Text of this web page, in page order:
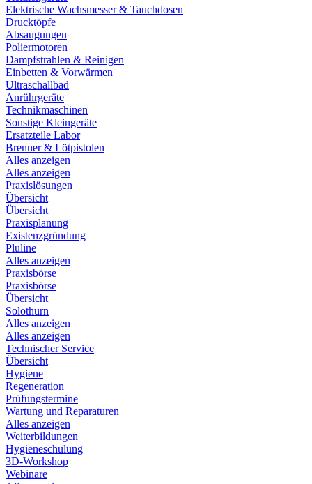
Elektrische Wachsmesser & Tauchdosen
Drucktöpfe
Absaugungen
Poliermotoren
Dampfstrahlen & Reinigen
Einbetten & Vorwärmen
Ultraschallbad
Anrührgeräte
Technikmaschinen
Sonstige Kleingeräte
Ersatzteile Labor
Brenner & Lötpistolen
Alles anzeigen
Alles anzeigen
Praxislösungen
Übersicht
Übersicht
Praxisplanung
Existenzgründung
Pluline
Alles anzeigen
Praxisbörse
Praxisbörse
Übersicht
Solothurn
Alles anzeigen
Alles anzeigen
Technischer Service
Übersicht
Hygiene
Regeneration
Prüfungstermine
Wartung und Reparaturen
Alles anzeigen
Weiterbildungen
Hygieneschulung
3D-Workshop
Webinare